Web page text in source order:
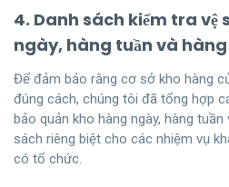
4. Danh sách kiểm tra vệ
ngày, hàng tuần và
Để đảm bảo rằng cơ sở kho hàng
đúng cách, chúng tôi đã tổng hợp
bảo quản kho hàng ngày, hàng tuần
sách riêng biệt cho các nhiệm vụ
có tổ chức.